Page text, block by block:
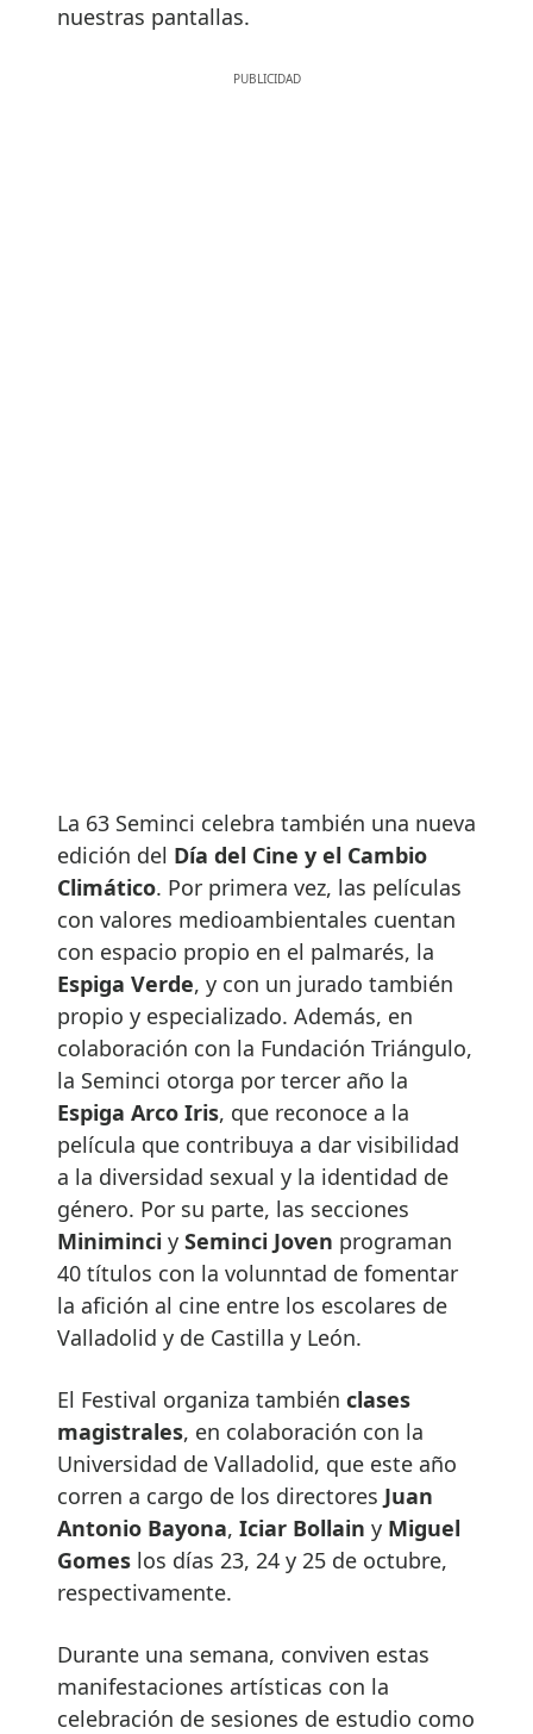
nuestras pantallas.
La 63 Seminci celebra también una nueva
edición del Día del Cine y el Cambio
Climático. Por primera vez, las películas
con valores medioambientales cuentan
con espacio propio en el palmarés, la
Espiga Verde, y con un jurado también
propio y especializado. Además, en
colaboración con la Fundación Triángulo,
la Seminci otorga por tercer año la
Espiga Arco Iris, que reconoce a la
película que contribuya a dar visibilidad
a la diversidad sexual y la identidad de
género. Por su parte, las secciones
Miniminci y Seminci Joven programan
40 títulos con la volunntad de fomentar
la afición al cine entre los escolares de
Valladolid y de Castilla y León.
El Festival organiza también clases
magistrales, en colaboración con la
Universidad de Valladolid, que este año
corren a cargo de los directores Juan
Antonio Bayona, Iciar Bollain y Miguel
Gomes los días 23, 24 y 25 de octubre,
respectivamente.
Durante una semana, conviven estas
manifestaciones artísticas con la
celebración de sesiones de estudio como